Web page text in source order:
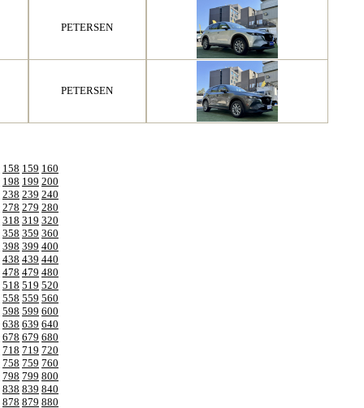
PETERSEN
PETERSEN
158 159 160
198 199 200
238 239 240
278 279 280
318 319 320
358 359 360
398 399 400
438 439 440
478 479 480
518 519 520
558 559 560
598 599 600
638 639 640
678 679 680
718 719 720
758 759 760
798 799 800
838 839 840
878 879 880